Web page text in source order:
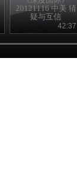
20121116 中美 猜
疑与互信
42:37